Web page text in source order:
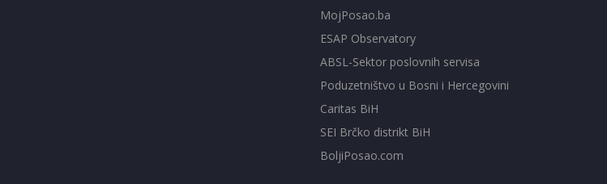
MojPosao.ba
ESAP Observatory
ABSL-Sektor poslovnih servisa
Poduzetništvo u Bosni i Hercegovini
Caritas BiH
SEI Brčko distrikt BiH
BoljiPosao.com